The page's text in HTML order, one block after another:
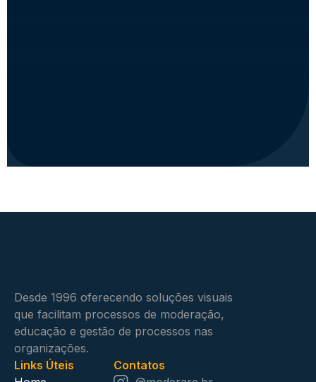
Desde 1996 oferecendo soluções visuais
que facilitam processos de moderação,
educação e gestão de processos nas
organizações.
Links Úteis
Contatos